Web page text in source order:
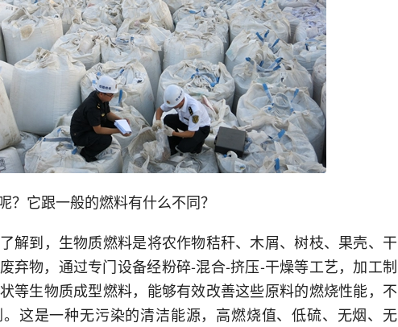
？它跟一般的燃料有什么不同？
解到，生物质燃料是将农作物秸秆、木屑、树枝、果壳、干
弃物，通过专门设备经粉碎-混合-挤压-干燥等工艺，加工制
等生物质成型燃料，能够有效改善这些原料的燃烧性能，不
这是一种无污染的清洁能源，高燃烧值、低硫、无烟、无